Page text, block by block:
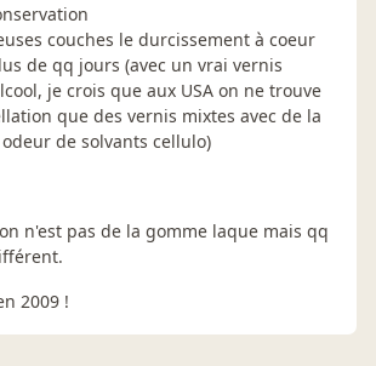
couches le durcissement à coeur
de qq jours (avec un vrai vernis
je crois que aux USA on ne trouve
que des vernis mixtes avec de la
de solvants cellulo)
n'est pas de la gomme laque mais qq
2009 !